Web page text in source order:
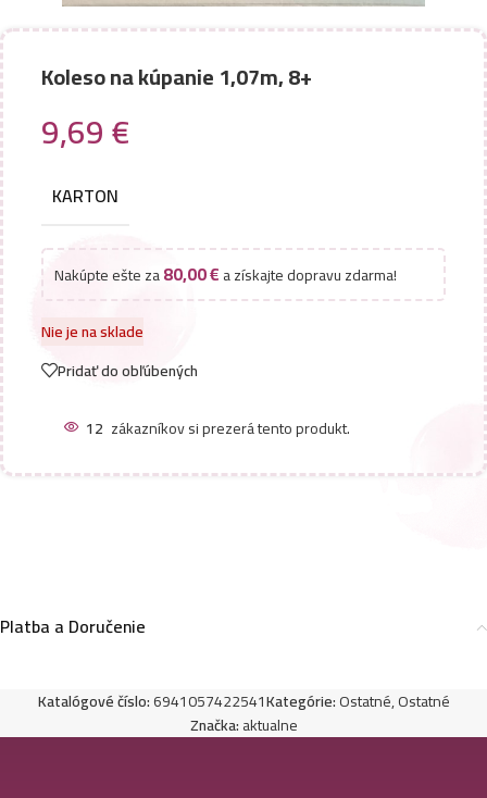
Koleso na kúpanie 1,07m, 8+
9,69€
KARTON
Nakúpte ešte za80,00€a získajte dopravu zdarma!
Nie je na sklade
Pridať do obľúbených
12 zákazníkov si prezerá tento produkt.
Platba a Doručenie
Katalógové číslo:6941057422541Kategórie:Ostatné,Ostatné
Značka:aktualne